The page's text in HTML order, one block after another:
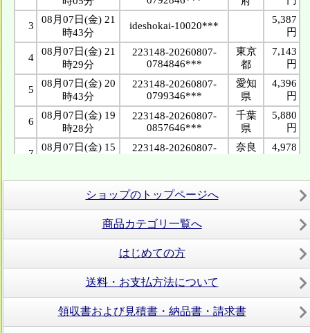
ショップのトップページへ
商品カテゴリ一覧へ
はじめての方
送料・お支払方法について
領収書および見積書・納品書・請求書